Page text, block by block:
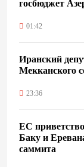
госбюджет
01:42
Иранский
Мекканского
23:36
ЕС
Баку и
саммита